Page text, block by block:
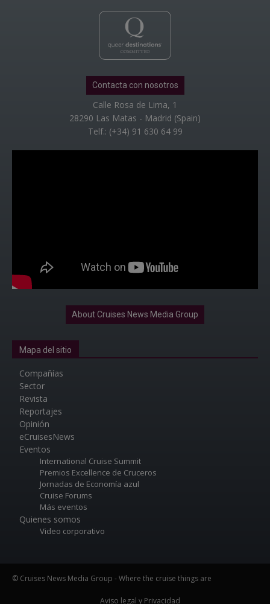
Contacta con nosotros
Calle Rosa de Lima, 1
28290 Las Matas - Madrid (Spain)
Telf.: (+34) 91 630 64 99
About Cruises News Media Group
Mapa del sitio
Compañías
Sector
Revista
Reportajes
Opinión
eCruisesNews
Eventos
International Cruise Summit
Premios Excellence de Cruceros
Jornadas de Economía azul
Cruise Forums
Más eventos
Quienes somos
Video corporativo
© Cruises News Media Group - Where the cruise things are
Aviso legal y Privacidad